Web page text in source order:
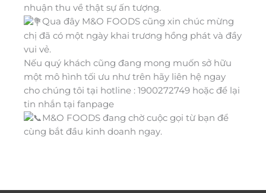
nhuận thu về thật sự ấn tượng.
Qua đây M&O FOODS cũng xin chúc mừng
chị đã có một ngày khai trương hồng phát và đầy
vui vẻ.
Nếu quý khách cũng đang mong muốn sở hữu
một mô hình tối ưu như trên hãy liên hệ ngay
cho chúng tôi tại hotline : 1900272749 hoặc để lại
tin nhắn tại fanpage
M&O FOODS đang chờ cuộc gọi từ bạn để
cùng bắt đầu kinh doanh ngay.